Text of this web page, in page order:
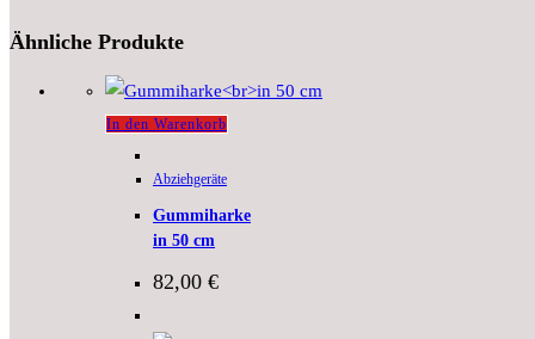
Ähnliche Produkte
In den Warenkorb
Abziehgeräte
Gummiharke
in 50 cm
82,00 €